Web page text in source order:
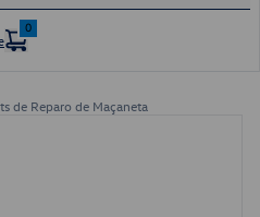
0
de Reparo de Maçaneta